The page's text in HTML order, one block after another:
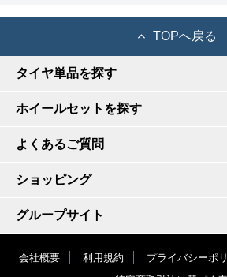
TOPへ戻る
タイヤ単品を探す
ホイールセットを探す
よくあるご質問
ショッピング
グループサイト
会社概要 利用規約 プライバシーポ